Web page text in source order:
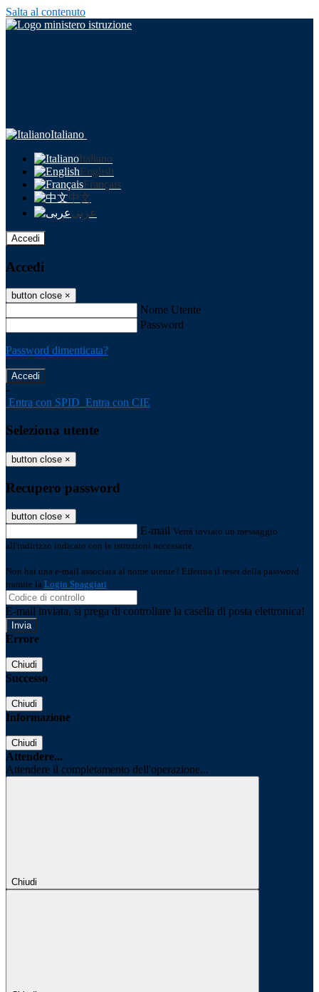
Salta al contenuto
Italiano
Italiano
English
Français
中文
عربى
Accedi
Accedi
button close ×
Nome Utente
Password
Password dimenticata?
-
Entra con SPID Entra con CIE
Seleziona utente
button close ×
Recupero password
button close ×
E-mail Verrà inviato un messaggio
all'indirizzo indicato con le istruzioni necessarie.
Non hai una e-mail associata al nome utente? Effettua il reset della password
tramite la Login Spaggiari
E-mail inviata, si prega di controllare la casella di posta elettronica!
Errore
Chiudi
Successo
Chiudi
Informazione
Chiudi
Attendere...
Attendere il completamento dell'operazione...
Chiudi